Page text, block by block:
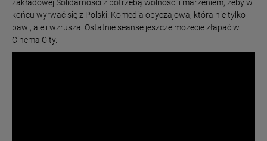
zakładowej Solidarności z potrzebą wolności i marzeniem, żeby w
końcu wyrwać się z Polski. Komedia obyczajowa, która nie tylko
bawi, ale i wzrusza. Ostatnie seanse jeszcze możecie złapać w
Cinema City.